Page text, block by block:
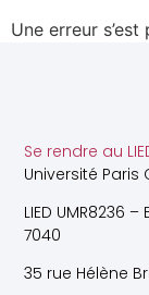
Une erreur
Se rendre au
Université Paris
LIED UMR8236
7040
35 rue Hélène